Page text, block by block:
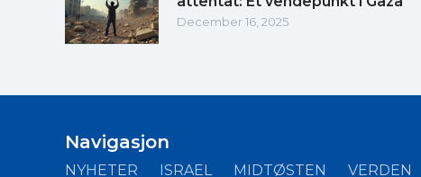
December 16, 2025
Navigasjon
NYHETER ISRAEL MIDTØSTEN VERDEN